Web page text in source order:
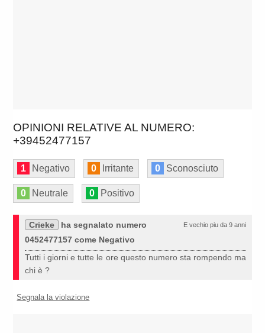
OPINIONI RELATIVE AL NUMERO:
+39452477157
1 Negativo 0 Irritante 0 Sconosciuto
0 Neutrale 0 Positivo
E vechio piu da 9 anni
Crieke
ha segnalato numero
0452477157 come Negativo
Tutti i giorni e tutte le ore questo numero sta rompendo ma
chi è ?
Segnala la violazione